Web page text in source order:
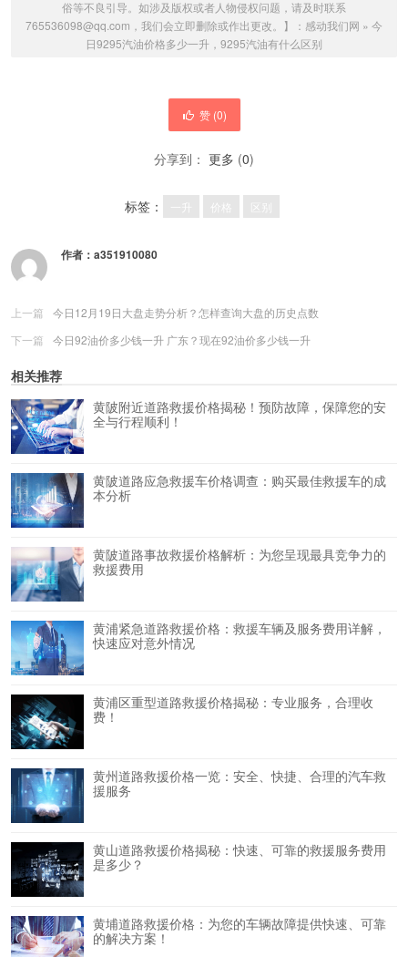
俗等不良引导。如涉及版权或者人物侵权问题，请及时联系
765536098@qq.com，我们会立即删除或作出更改。】： 感动我们网 » 今
日9295汽油价格多少一升，9295汽油有什么区别
赞 (0)
分享到： 更多 (0)
标签： 一升 价格 区别
作者： a351910080
上一篇
今日12月19日大盘走势分析？怎样查询大盘的历史点数
下一篇
今日92油价多少钱一升 广东？现在92油价多少钱一升
相关推荐
黄陂附近道路救援价格揭秘！预防故障，保障您的安
全与行程顺利！
黄陂道路应急救援车价格调查：购买最佳救援车的成
本分析
黄陂道路事故救援价格解析：为您呈现最具竞争力的
救援费用
黄浦紧急道路救援价格：救援车辆及服务费用详解，
快速应对意外情况
黄浦区重型道路救援价格揭秘：专业服务，合理收
费！
黄州道路救援价格一览：安全、快捷、合理的汽车救
援服务
黄山道路救援价格揭秘：快速、可靠的救援服务费用
是多少？
黄埔道路救援价格：为您的车辆故障提供快速、可靠
的解决方案！